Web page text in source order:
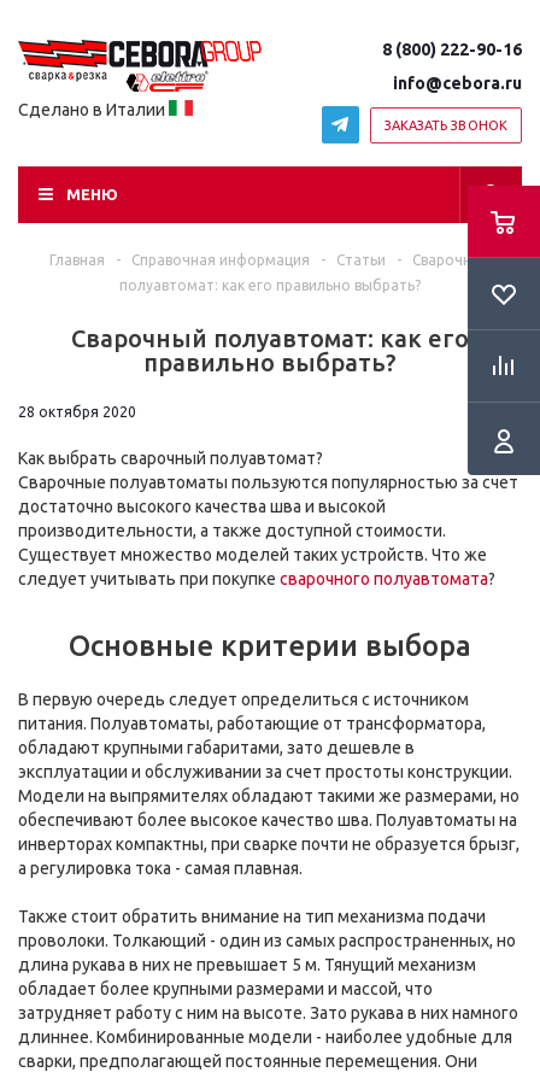
Сделано в Италии
8 (800) 222-90-16
info@cebora.ru
ЗАКАЗАТЬ ЗВОНОК
МЕНЮ
Главная - Справочная информация - Статьи -
Сварочный
полуавтомат: как его правильно выбрать?
Сварочный полуавтомат: как его
правильно выбрать?
28 октября 2020
Как выбрать сварочный полуавтомат?
Сварочные полуавтоматы пользуются популярностью за счет
достаточно высокого качества шва и высокой
производительности, а также доступной стоимости.
Существует множество моделей таких устройств. Что же
следует учитывать при покупке сварочного полуавтомата?
Основные критерии выбора
В первую очередь следует определиться с источником
питания. Полуавтоматы, работающие от трансформатора,
обладают крупными габаритами, зато дешевле в
эксплуатации и обслуживании за счет простоты конструкции.
Модели на выпрямителях обладают такими же размерами, но
обеспечивают более высокое качество шва. Полуавтоматы на
инверторах компактны, при сварке почти не образуется брызг,
а регулировка тока - самая плавная.
Также стоит обратить внимание на тип механизма подачи
проволоки. Толкающий - один из самых распространенных, но
длина рукава в них не превышает 5 м. Тянущий механизм
обладает более крупными размерами и массой, что
затрудняет работу с ним на высоте. Зато рукава в них намного
длиннее. Комбинированные модели - наиболее удобные для
сварки, предполагающей постоянные перемещения. Они